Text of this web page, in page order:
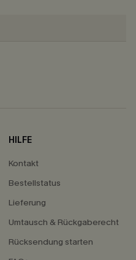
HILFE
Kontakt
Bestellstatus
Lieferung
Umtausch & Rückgaberecht
Rücksendung starten